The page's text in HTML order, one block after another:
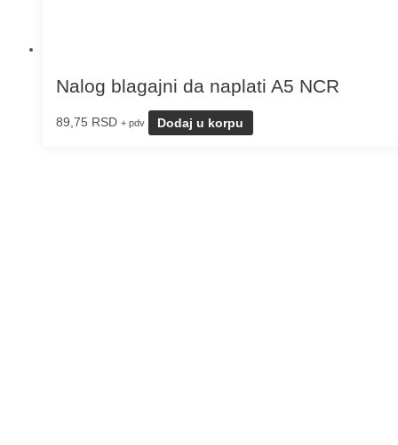
Nalog blagajni da naplati A5 NCR
89,75 RSD + pdv Dodaj u korpu